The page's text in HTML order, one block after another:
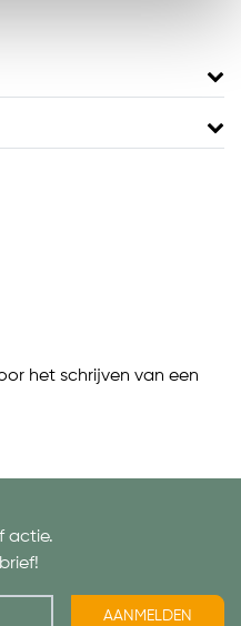
het schrijven van een
actie.
AANMELDEN